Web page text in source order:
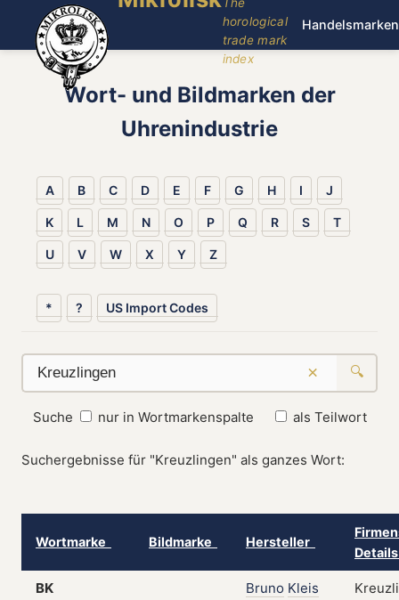
horological
trade mark
index
Handelsmarken
Wort- und Bildmarken der
Uhrenindustrie
A B C D E F G H I J
K L M N O P Q R S T
U V W X Y Z
* ? US Import Codes
× 🔍
Suche nur in Wortmarkenspalte als Teilwort
Suchergebnisse für "Kreuzlingen" als ganzes Wort:
Wortmarke Bildmarke Hersteller
BK Bruno Kleis